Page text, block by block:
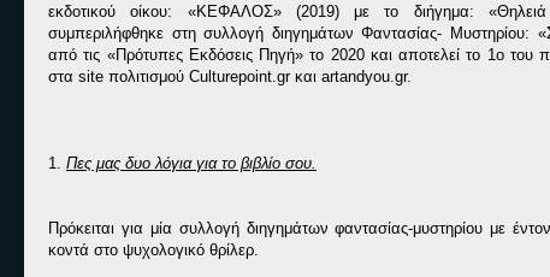
εκδοτικού οίκου: «ΚΕΦΑΛΟΣ» (2019) με το διήγημα:
συμπεριλήφθηκε στη συλλογή διηγημάτων Φαντασίας- Μυστηρίου:
από τις «Πρότυπες Εκδόσεις Πηγή» το 2020 και αποτελεί το 1ο
στα site πολιτισμού Culturepoint.gr και artandyou.gr.
1. Πες μας δυο λόγια για το βιβλίο σου.
Πρόκειται για μία συλλογή διηγημάτων φαντασίας-μυστηρίου με
κοντά στο ψυχολογικό θρίλερ.